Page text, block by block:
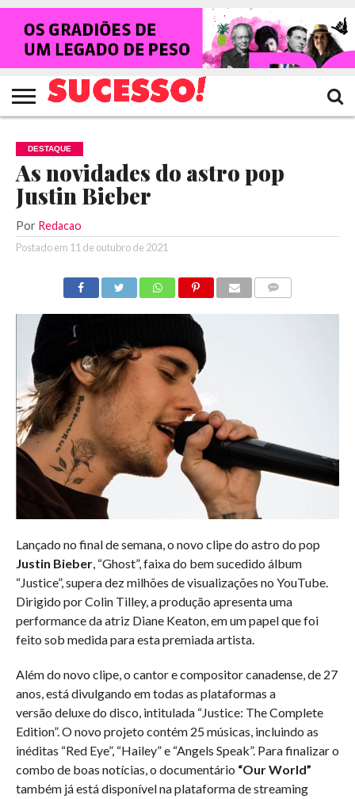
HOME
NOTÍCIAS
SHOWS
ENTREVISTAS
CLIQUES
RANKING
CROWLEY
TV
SUCESSO!
REVISTA
SUCESSO!
DESTAQUE
As novidades do astro pop
Justin Bieber
Por Redacao
Postado em 11 de outubro de 2021
Lançado no final de semana, o novo clipe do astro do pop
Justin Bieber, “Ghost”, faixa do bem sucedido álbum
“Justice”, supera dez milhões de visualizações no YouTube.
Dirigido por Colin Tilley, a produção apresenta uma
performance da atriz Diane Keaton, em um papel que foi
feito sob medida para esta premiada artista.
Além do novo clipe, o cantor e compositor canadense, de 27
anos, está divulgando em todas as plataformas a
versão deluxe do disco, intitulada “Justice: The Complete
Edition”. O novo projeto contém 25 músicas, incluindo as
inéditas “Red Eye”, “Hailey” e “Angels Speak”. Para finalizar o
combo de boas notícias, o documentário “Our World”
também já está disponível na plataforma de streaming